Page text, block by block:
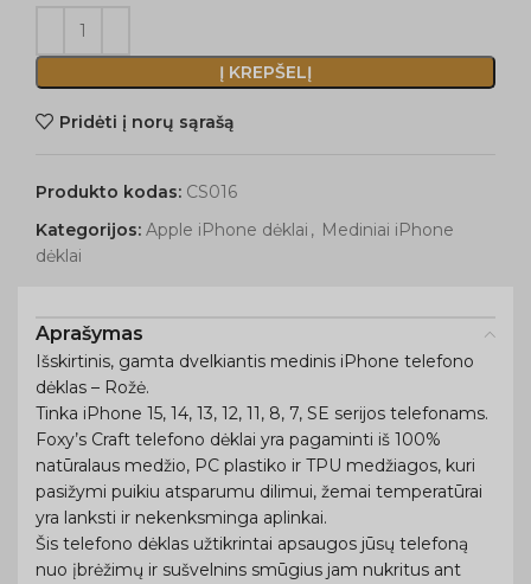
Į KREPŠELĮ
Pridėti į norų sąrašą
Produkto kodas: CS016
Kategorijos: Apple iPhone dėklai , Mediniai iPhone
dėklai
Aprašymas
Išskirtinis, gamta dvelkiantis medinis iPhone telefono
dėklas – Rožė.
Tinka iPhone 15, 14, 13, 12, 11, 8, 7, SE serijos telefonams.
Foxy’s Craft telefono dėklai yra pagaminti iš 100%
natūralaus medžio, PC plastiko ir TPU medžiagos, kuri
pasižymi puikiu atsparumu dilimui, žemai temperatūrai
yra lanksti ir nekenksminga aplinkai.
Šis telefono dėklas užtikrintai apsaugos jūsų telefoną
nuo įbrėžimų ir sušvelnins smūgius jam nukritus ant